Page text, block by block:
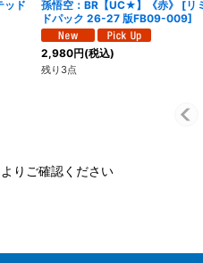
ッド
孫悟空：BR【UC★】《赤》 [リ
ドパック 26-27 版FB09-009]
2,980円(税込)
残り3点
りご確認ください